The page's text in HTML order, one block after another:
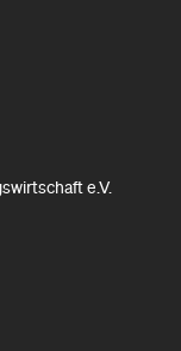
e.V.